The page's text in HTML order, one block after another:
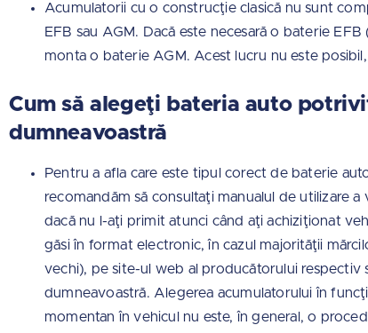
Acumulatorii cu o construcţie clasică nu sunt
EFB sau AGM. Dacă este necesară o baterie
monta o baterie AGM. Acest lucru nu este posibil,
Cum să alegeţi bateria auto
dumneavoastră
Pentru a afla care este tipul corect de baterie
recomandăm să consultaţi manualul de utilizare
dacă nu l-aţi primit atunci când aţi achiziţionat
găsi în format electronic, în cazul majorităţii
vechi), pe site-ul web al producătorului respectiv
dumneavoastră. Alegerea acumulatorului în
momentan în vehicul nu este, în general, o